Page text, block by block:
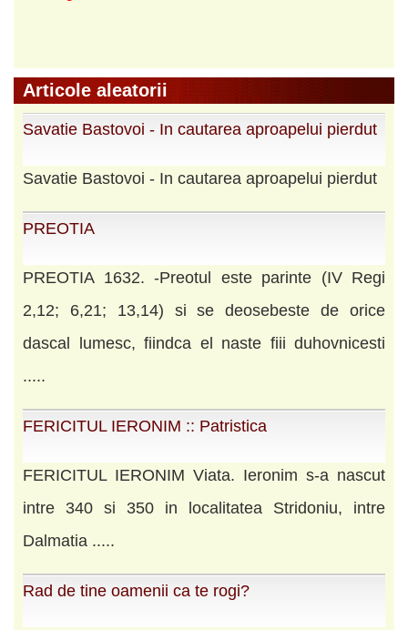
Articole aleatorii
Savatie Bastovoi - In cautarea aproapelui pierdut
Savatie Bastovoi - In cautarea aproapelui pierdut
PREOTIA
PREOTIA 1632. -Preotul este parinte (IV Regi
2,12; 6,21; 13,14) si se deosebeste de orice
dascal lumesc, fiindca el naste fiii duhovnicesti
.....
FERICITUL IERONIM :: Patristica
FERICITUL IERONIM Viata. Ieronim s-a nascut
intre 340 si 350 in localitatea Stridoniu, intre
Dalmatia .....
Rad de tine oamenii ca te rogi?